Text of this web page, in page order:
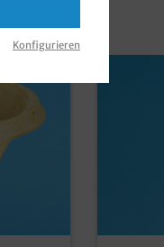
Konfigurieren